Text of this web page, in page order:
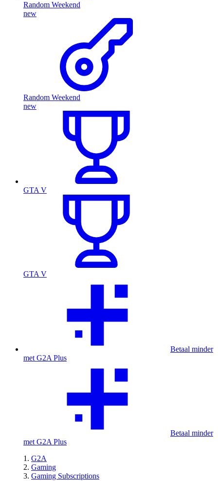
Random Weekend
new
Random Weekend
new
GTA V
GTA V
Betaal minder
met G2A Plus
Betaal minder
met G2A Plus
G2A
Gaming
Gaming Subscriptions